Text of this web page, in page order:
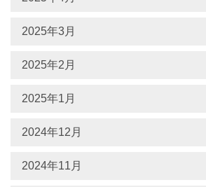
2025年3月
2025年2月
2025年1月
2024年12月
2024年11月